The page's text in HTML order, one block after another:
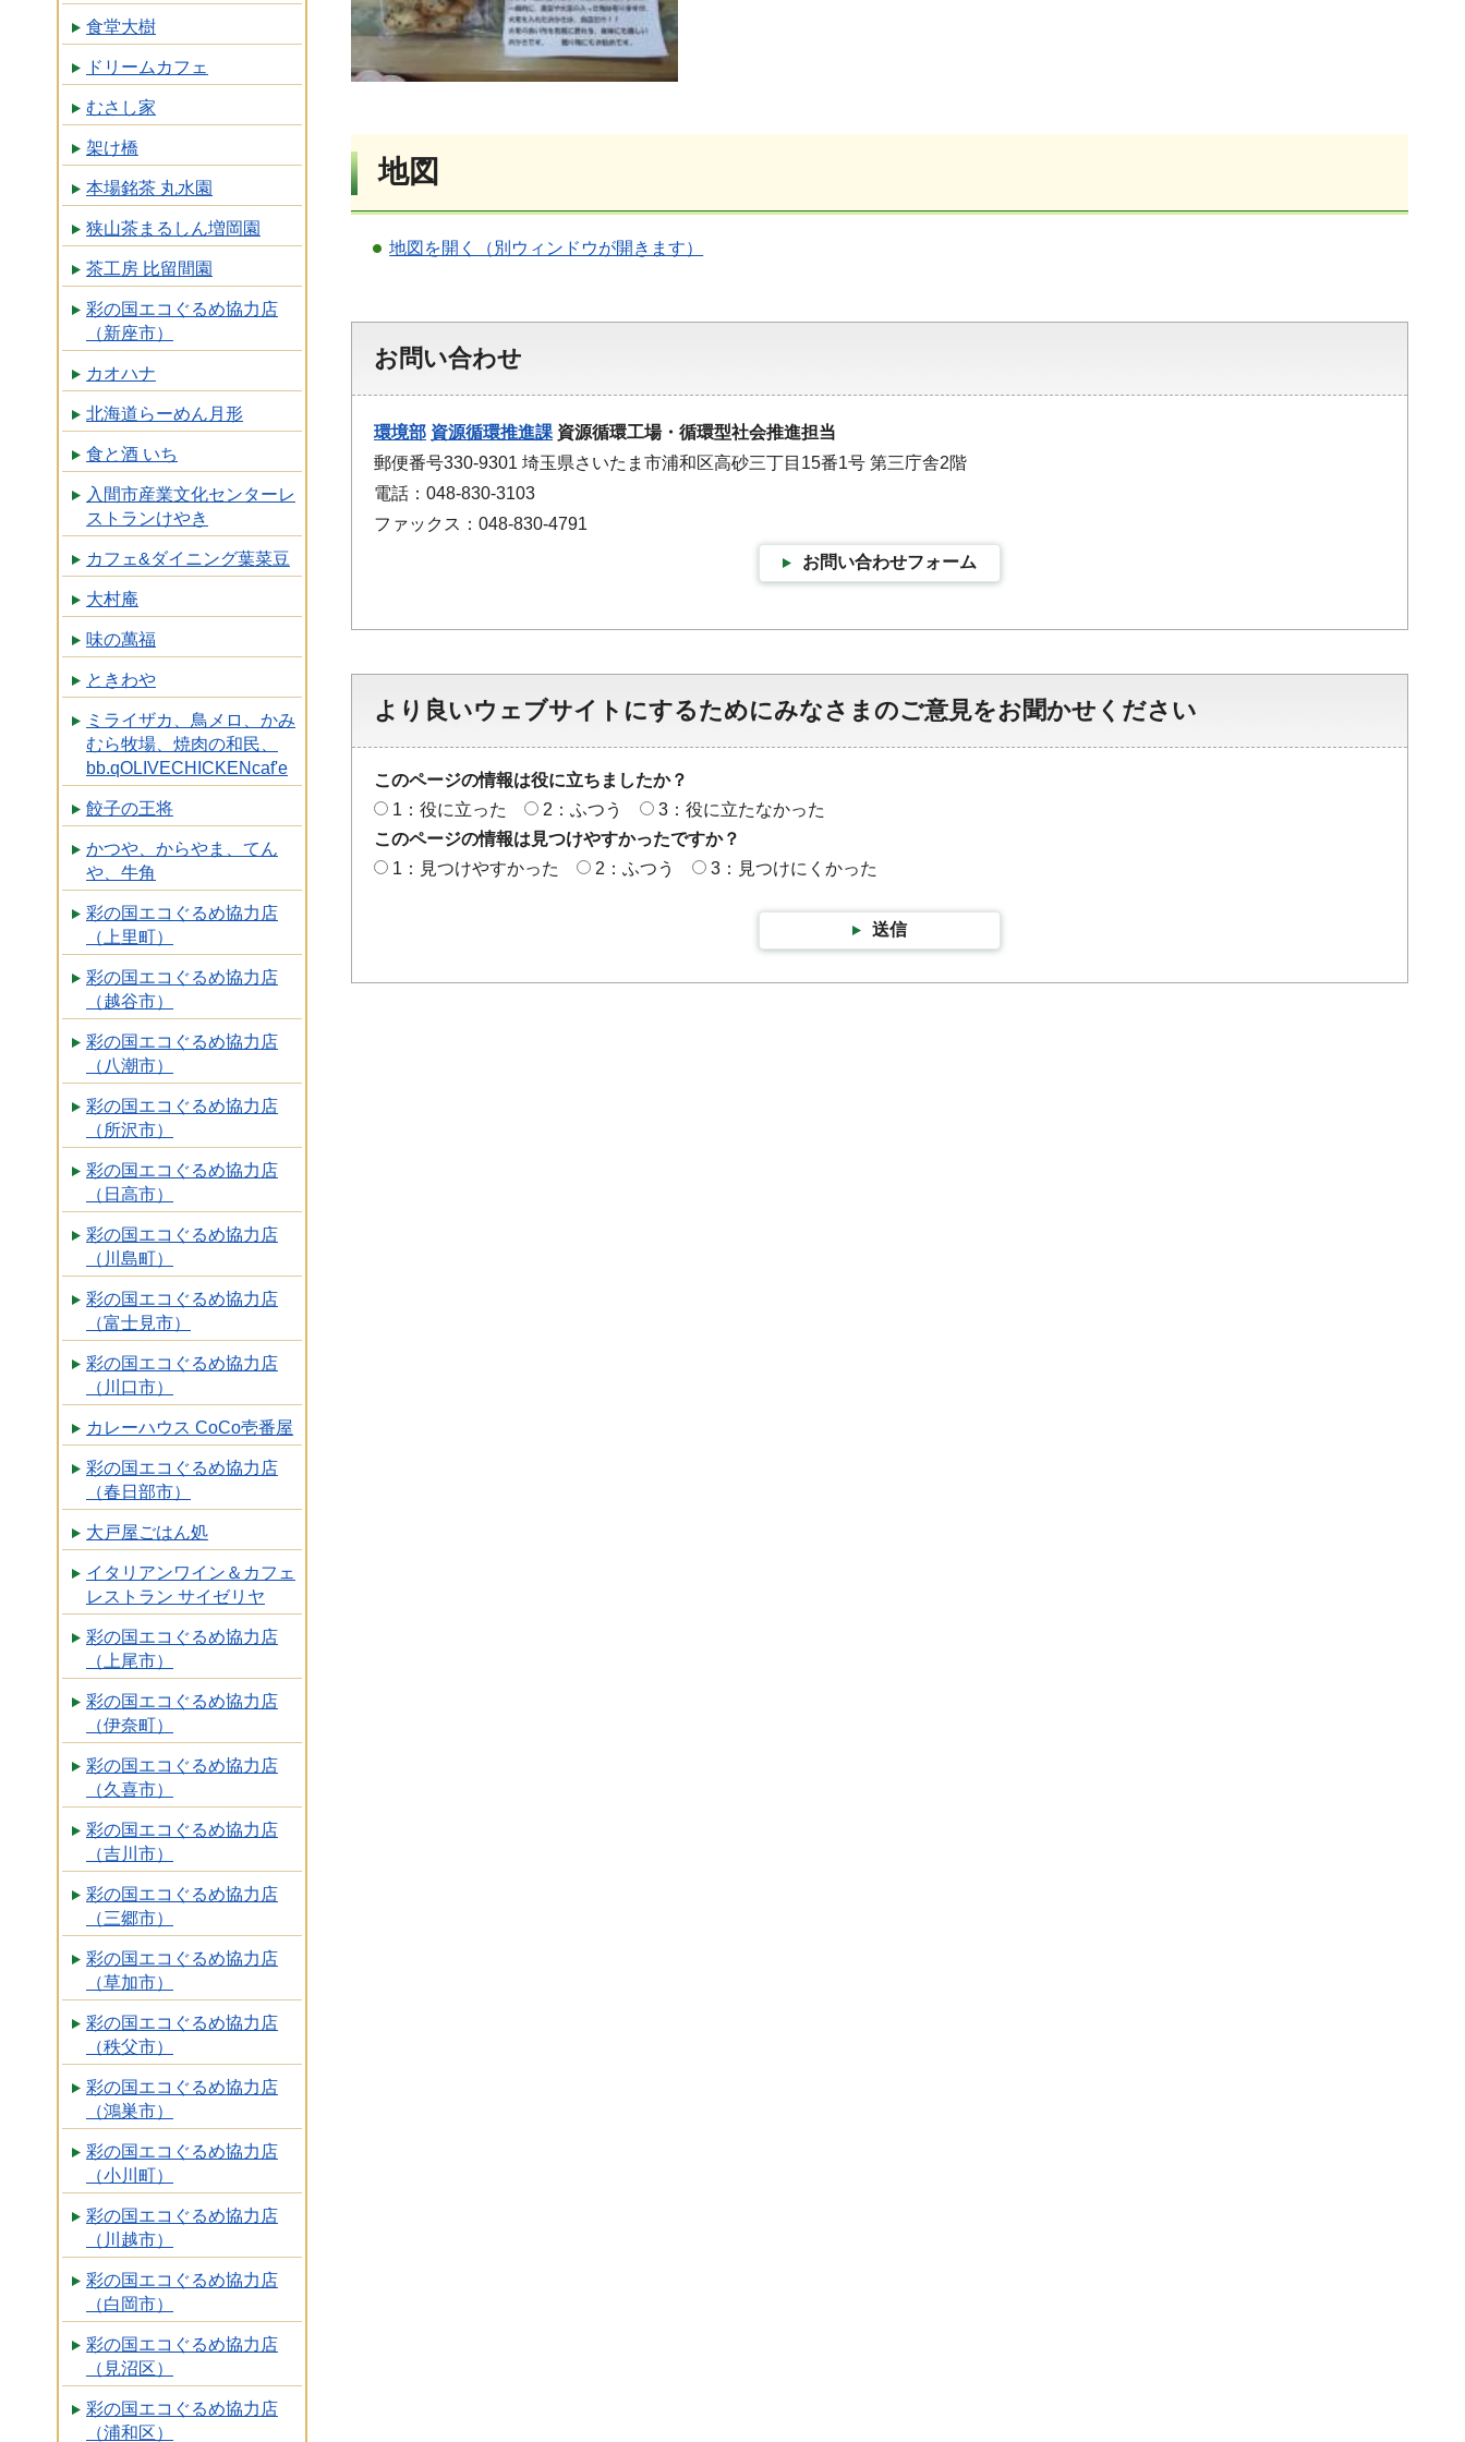
食堂大樹
ドリームカフェ
むさし家
架け橋
本場銘茶 丸水園
狭山茶まるしん増岡園
茶工房 比留間園
彩の国エコぐるめ協力店
（新座市）
カオハナ
北海道らーめん月形
食と酒 いち
入間市産業文化センターレ
ストランけやき
カフェ&ダイニング葉菜豆
大村庵
味の萬福
ときわや
ミライザカ、鳥メロ、かみ
むら牧場、焼肉の和民、
bb.qOLIVECHICKENcaf'e
餃子の王将
かつや、からやま、てん
や、牛角
彩の国エコぐるめ協力店
（上里町）
彩の国エコぐるめ協力店
（越谷市）
彩の国エコぐるめ協力店
（八潮市）
彩の国エコぐるめ協力店
（所沢市）
彩の国エコぐるめ協力店
（日高市）
彩の国エコぐるめ協力店
（川島町）
彩の国エコぐるめ協力店
（富士見市）
彩の国エコぐるめ協力店
（川口市）
カレーハウス CoCo壱番屋
彩の国エコぐるめ協力店
（春日部市）
大戸屋ごはん処
イタリアンワイン＆カフェ
レストラン サイゼリヤ
彩の国エコぐるめ協力店
（上尾市）
彩の国エコぐるめ協力店
（伊奈町）
彩の国エコぐるめ協力店
（久喜市）
彩の国エコぐるめ協力店
（吉川市）
彩の国エコぐるめ協力店
（三郷市）
彩の国エコぐるめ協力店
（草加市）
彩の国エコぐるめ協力店
（秩父市）
彩の国エコぐるめ協力店
（鴻巣市）
彩の国エコぐるめ協力店
（小川町）
彩の国エコぐるめ協力店
（川越市）
彩の国エコぐるめ協力店
（白岡市）
彩の国エコぐるめ協力店
（見沼区）
彩の国エコぐるめ協力店
（浦和区）
地図
地図を開く（別ウィンドウが開きます）
お問い合わせ
環境部 資源循環推進課 資源循環工場・循環型社会推進担当
郵便番号330-9301 埼玉県さいたま市浦和区高砂三丁目15番1号 第三庁舎2階
電話：048-830-3103
ファックス：048-830-4791
お問い合わせフォーム
より良いウェブサイトにするためにみなさまのご意見をお聞かせください
このページの情報は役に立ちましたか？
1：役に立った
2：ふつう
3：役に立たなかった
このページの情報は見つけやすかったですか？
1：見つけやすかった
2：ふつう 3：見つけにくかった
送信